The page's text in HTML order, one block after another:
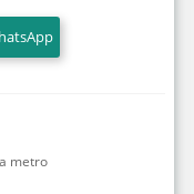
metro